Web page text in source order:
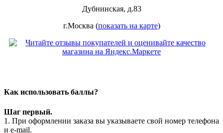
Дубнинская, д.83
г.Москва (показать на карте)
Как использовать баллы?
Шаг первый.
1. При оформлении заказа вы указываете свой номер телефона
и e-mail.